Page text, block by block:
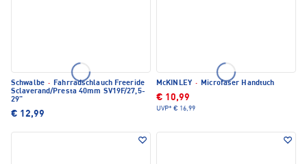
Schwalbe · Fahrradschlauch Freeride
Sclaverand/Presta 40mm SV19F/27,5-
29"
€ 12,99
McKINLEY · Microfaser Handtuch
€ 10,99
UVP* € 16,99